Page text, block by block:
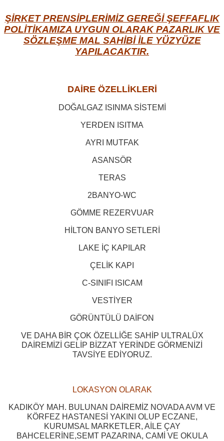
ŞİRKET PRENSİPLERİMİZ GEREĞİ ŞEFFAFLIK
POLİTİKAMIZA UYGUN OLARAKPAZARLIK VE
SÖZLEŞME MAL SAHİBİ İLE YÜZYÜZE
YAPILACAKTIR.
DAİRE ÖZELLİKLERİ
DOĞALGAZ ISINMA SİSTEMİ
YERDEN ISITMA
AYRI MUTFAK
ASANSÖR
TERAS
2BANYO-WC
GÖMME REZERVUAR
HİLTON BANYO SETLERİ
LAKE İÇ KAPILAR
ÇELİK KAPI
C-SINIFI ISICAM
VESTİYER
GÖRÜNTÜLÜ DAİFON
VE DAHA BİR ÇOK ÖZELLİĞE SAHİP ULTRALÜX
DAİREMİZİ GELİP BİZZAT YERİNDE GÖRMENİZİ
TAVSİYE EDİYORUZ.
LOKASYON OLARAK
KADIKÖY MAH. BULUNAN DAİREMİZ NOVADA AVM VE
KÖRFEZ HASTANESİ YAKINI OLUP ECZANE,
KURUMSAL MARKETLER, AİLE ÇAY
BAHCELERİNE,SEMT PAZARINA, CAMİ VE OKULA